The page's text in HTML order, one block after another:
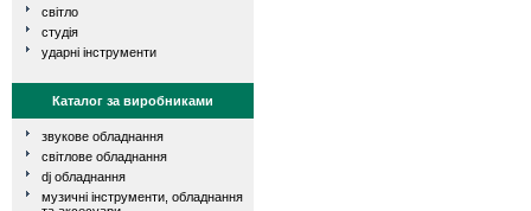
світло
студія
ударні інструменти
Каталог за виробниками
звукове обладнання
світлове обладнання
dj обладнання
музичні інструменти, обладнання